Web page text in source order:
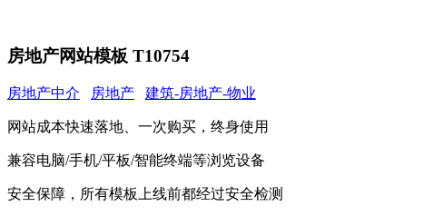
房地产网站模板 T10754
房地产中介 房地产 建筑-房地产-物业
网站成本快速落地、一次购买，终身使用
兼容电脑/手机/平板/智能终端等浏览设备
安全保障，所有模板上线前都经过安全检测